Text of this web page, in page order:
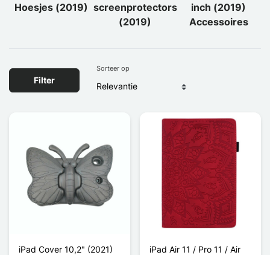
Hoesjes (2019) screenprotectors
(2019)
inch (2019)
Accessoires
Filter
Sorteer op
iPad Cover 10,2" (2021)
iPad Air 11 / Pro 11 / Air